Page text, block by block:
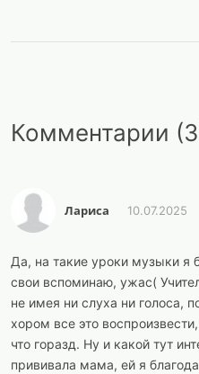
Комментарии
Лариса 10.07.2025
Да, на такие уроки музыки я
свои вспоминаю, ужас(
не имея ни слуха ни голоса,
хором все это
что горазд. Ну и какой тут
прививала мама, ей я